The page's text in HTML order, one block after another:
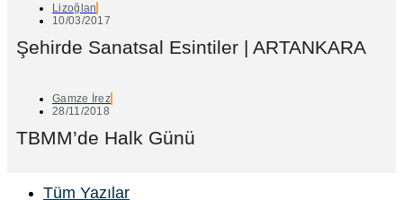
Lizoğlan
10/03/2017
Şehirde Sanatsal Esintiler | ARTANKARA
Gamze İrez
28/11/2018
TBMM’de Halk Günü
Tüm Yazılar